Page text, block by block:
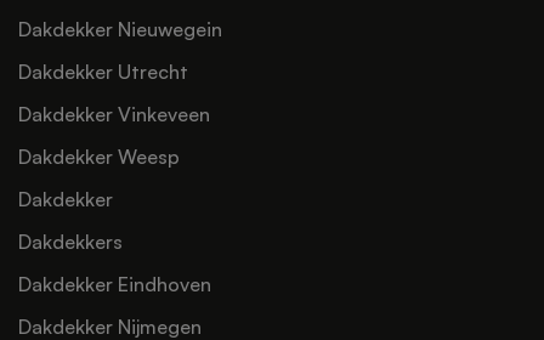
Dakdekker Nieuwegein
Dakdekker Utrecht
Dakdekker Vinkeveen
Dakdekker Weesp
Dakdekker
Dakdekkers
Dakdekker Eindhoven
Dakdekker Nijmegen